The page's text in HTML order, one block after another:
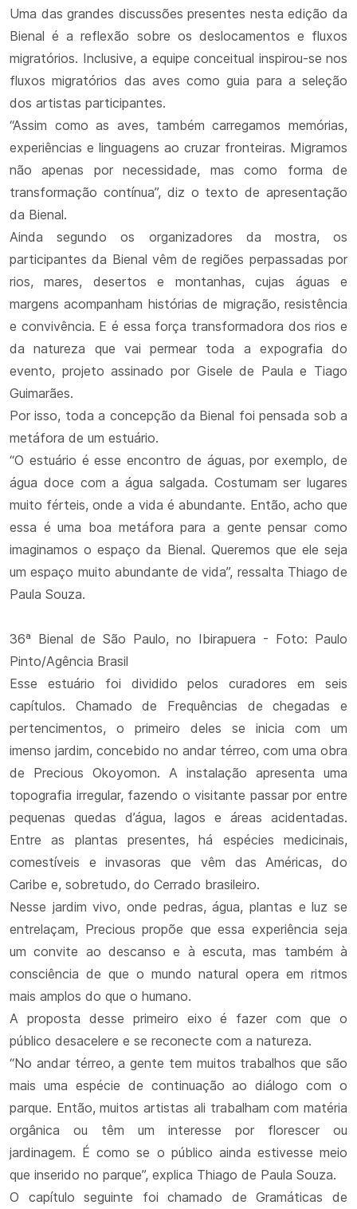
Uma das grandes discussões presentes nesta edição da
Bienal é a reflexão sobre os deslocamentos e fluxos
migratórios. Inclusive, a equipe conceitual inspirou-se nos
fluxos migratórios das aves como guia para a seleção
dos artistas participantes.
“Assim como as aves, também carregamos memórias,
experiências e linguagens ao cruzar fronteiras. Migramos
não apenas por necessidade, mas como forma de
transformação contínua”, diz o texto de apresentação
da Bienal.
Ainda segundo os organizadores da mostra, os
participantes da Bienal vêm de regiões perpassadas por
rios, mares, desertos e montanhas, cujas águas e
margens acompanham histórias de migração, resistência
e convivência. E é essa força transformadora dos rios e
da natureza que vai permear toda a expografia do
evento, projeto assinado por Gisele de Paula e Tiago
Guimarães.
Por isso, toda a concepção da Bienal foi pensada sob a
metáfora de um estuário.
“O estuário é esse encontro de águas, por exemplo, de
água doce com a água salgada. Costumam ser lugares
muito férteis, onde a vida é abundante. Então, acho que
essa é uma boa metáfora para a gente pensar como
imaginamos o espaço da Bienal. Queremos que ele seja
um espaço muito abundante de vida”, ressalta Thiago de
Paula Souza.
36ª Bienal de São Paulo, no Ibirapuera - Foto: Paulo
Pinto/Agência Brasil
Esse estuário foi dividido pelos curadores em seis
capítulos. Chamado de Frequências de chegadas e
pertencimentos, o primeiro deles se inicia com um
imenso jardim, concebido no andar térreo, com uma obra
de Precious Okoyomon. A instalação apresenta uma
topografia irregular, fazendo o visitante passar por entre
pequenas quedas d’água, lagos e áreas acidentadas.
Entre as plantas presentes, há espécies medicinais,
comestíveis e invasoras que vêm das Américas, do
Caribe e, sobretudo, do Cerrado brasileiro.
Nesse jardim vivo, onde pedras, água, plantas e luz se
entrelaçam, Precious propõe que essa experiência seja
um convite ao descanso e à escuta, mas também à
consciência de que o mundo natural opera em ritmos
mais amplos do que o humano.
A proposta desse primeiro eixo é fazer com que o
público desacelere e se reconecte com a natureza.
“No andar térreo, a gente tem muitos trabalhos que são
mais uma espécie de continuação ao diálogo com o
parque. Então, muitos artistas ali trabalham com matéria
orgânica ou têm um interesse por florescer ou
jardinagem. É como se o público ainda estivesse meio
que inserido no parque”, explica Thiago de Paula Souza.
O capítulo seguinte foi chamado de Gramáticas de